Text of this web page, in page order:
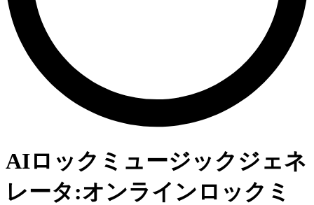
AIロックミュージックジェネ
レータ:オンラインロックミ